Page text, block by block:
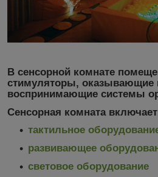
В сенсорной комнате
стимуляторы, оказывающие
воспринимающие системы
Сенсорная комната
тактильное
развивающее
световое оборудование